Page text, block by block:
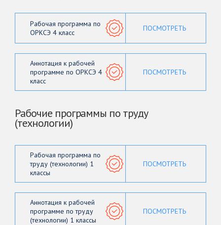
Рабочая программа по
ОРКСЭ 4 класс
ПОСМОТРЕТЬ
Аннотация к рабочей
программе по ОРКСЭ 4
класс
ПОСМОТРЕТЬ
Рабочие программы по труду
(технологии)
Рабочая программа по
труду (технологии) 1
классы
ПОСМОТРЕТЬ
Аннотация к рабочей
программе по труду
(технологии) 1 классы
ПОСМОТРЕТЬ